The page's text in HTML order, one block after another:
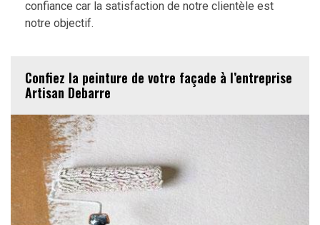
confiance car la satisfaction de notre clientèle est
notre objectif.
Confiez la peinture de votre façade à l’entreprise
Artisan Debarre